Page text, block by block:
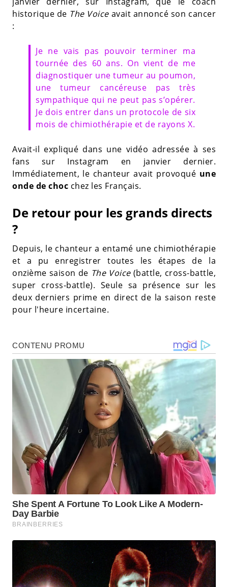
historique de The Voiceavait annoncé son cancer
:
Je ne vais pas pouvoir terminer ma
tournée des 60 ans. On vient de me
diagnostiquer une tumeur au poumon,
une tumeur cancéreuse pas très
sympathique qui ne peut pas s’opérer.
Je dois entrer dans un protocole de six
mois de chimiothérapie et de rayons X.
Avait-il expliqué dans une vidéo adressée à ses
fans sur Instagram en janvier dernier.
Immédiatement, le chanteur avait provoqué une
onde de choc chez les Français.
De retour pour les grands directs
?
Depuis, le chanteur a entamé une chimiothérapie
et a pu enregistrer toutes les étapes de la
onzième saison de The Voice(battle, cross-battle,
super cross-battle). Seule sa présence sur les
deux derniers prime en direct de la saison reste
pour l'heure incertaine.